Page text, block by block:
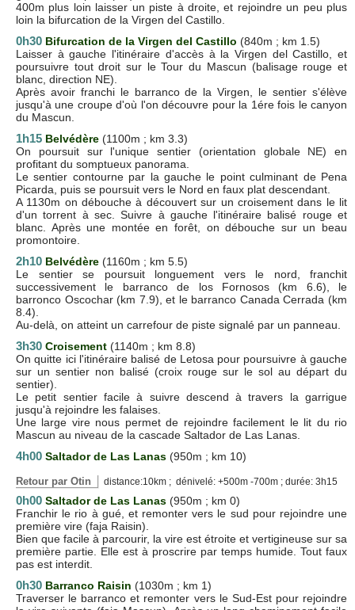
400m plus loin laisser un piste à droite, et rejoindre un peu plus
loin la bifurcation de la Virgen del Castillo.
0h30 Bifurcation de la Virgen del Castillo (840m ; km 1.5)
Laisser à gauche l'itinéraire d'accès à la Virgen del Castillo, et
poursuivre tout droit sur le Tour du Mascun (balisage rouge et
blanc, direction NE).
Après avoir franchi le barranco de la Virgen, le sentier s'élève
jusqu'à une croupe d'où l'on découvre pour la 1ére fois le canyon
du Mascun.
1h15 Belvédère (1100m ; km 3.3)
On poursuit sur l'unique sentier (orientation globale NE) en
profitant du somptueux panorama.
Le sentier contourne par la gauche le point culminant de Pena
Picarda, puis se poursuit vers le Nord en faux plat descendant.
A 1130m on débouche à découvert sur un croisement dans le lit
d'un torrent à sec. Suivre à gauche l'itinéraire balisé rouge et
blanc. Après une montée en forêt, on débouche sur un beau
promontoire.
2h10 Belvédère (1160m ; km 5.5)
Le sentier se poursuit longuement vers le nord, franchit
successivement le barranco de los Fornosos (km 6.6), le
barronco Oscochar (km 7.9), et le barranco Canada Cerrada (km
8.4).
Au-delà, on atteint un carrefour de piste signalé par un panneau.
3h30 Croisement (1140m ; km 8.8)
On quitte ici l'itinéraire balisé de Letosa pour poursuivre à gauche
sur un sentier non balisé (croix rouge sur le sol au départ du
sentier).
Le petit sentier facile à suivre descend à travers la garrigue
jusqu'à rejoindre les falaises.
Une large vire nous permet de rejoindre facilement le lit du rio
Mascun au niveau de la cascade Saltador de Las Lanas.
4h00 Saltador de Las Lanas (950m ; km 10)
Retour par Otin distance:10km ; dénivelé: +500m -700m ; durée: 3h15
0h00 Saltador de Las Lanas (950m ; km 0)
Franchir le rio à gué, et remonter vers le sud pour rejoindre une
première vire (faja Raisin).
Bien que facile à parcourir, la vire est étroite et vertigineuse sur sa
première partie. Elle est à proscrire par temps humide. Tout faux
pas est interdit.
0h30 Barranco Raisin (1030m ; km 1)
Traverser le barranco et remonter vers le Sud-Est pour rejoindre